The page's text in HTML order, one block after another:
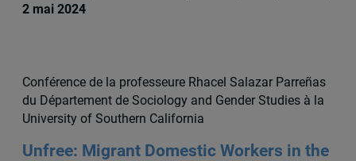
2 mai 2024
Conférence de la professeure Rhacel Salazar Parreñas
du Département de Sociology and Gender Studies à la
University of Southern California
Unfree: Migrant Domestic Workers in the